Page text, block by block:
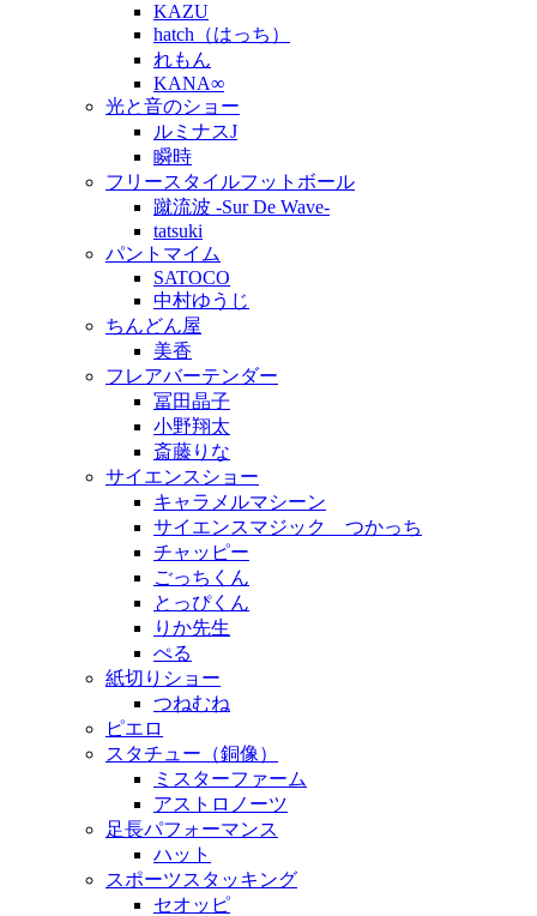
KAZU
hatch（はっち）
れもん
KANA∞
光と音のショー
ルミナスJ
瞬時
フリースタイルフットボール
蹴流波 -Sur De Wave-
tatsuki
パントマイム
SATOCO
中村ゆうじ
ちんどん屋
美香
フレアバーテンダー
冨田晶子
小野翔太
斎藤りな
サイエンスショー
キャラメルマシーン
サイエンスマジック つかっち
チャッピー
ごっちくん
とっぴくん
りか先生
ぺる
紙切りショー
つねむね
ピエロ
スタチュー（銅像）
ミスターファーム
アストロノーツ
足長パフォーマンス
ハット
スポーツスタッキング
セオッピ